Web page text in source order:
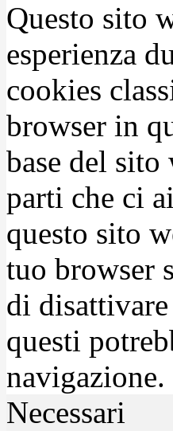
Questo sito
esperienza
cookies
browser in
base del
parti che ci
questo sito
tuo browser
di
questi
navigazione.
Necessari